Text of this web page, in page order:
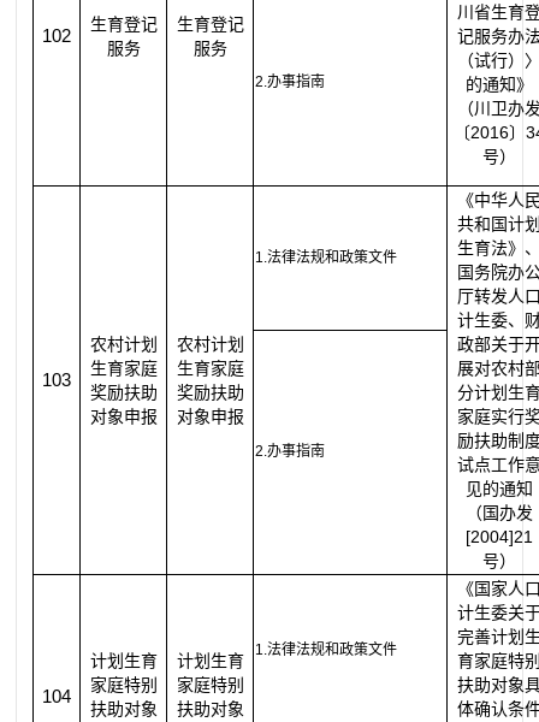
102
生育登记
服务
生育登记
服务
川省生育
记服务办
（试行）
的通知》
（川卫办
〔2016〕
号）
2.办事指南
103
农村计划
生育家庭
奖励扶助
对象申报
农村计划
生育家庭
奖励扶助
对象申报
1.法律法规和政策文件
《中华人
共和国计
生育法》
国务院办
厅转发人
计生委、
政部关于
展对农村
分计划生
家庭实行
励扶助制
试点工作
见的通知
（国办发
[2004]21
号）
2.办事指南
104
计划生育
家庭特别
扶助对象
计划生育
家庭特别
扶助对象
1.法律法规和政策文件
《国家人
计生委关
完善计划
育家庭特
扶助对象
体确认条